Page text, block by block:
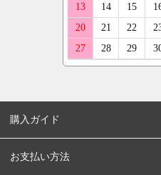
購入ガイド
お支払い方法